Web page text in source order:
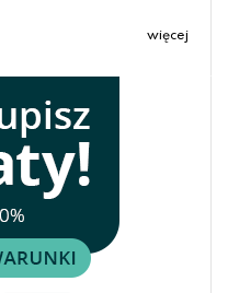
więcej